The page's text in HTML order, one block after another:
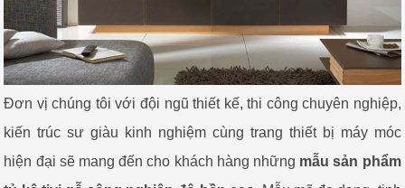
Đơn vị chúng tôi với đội ngũ thiết kế, thi công chuyên nghiệp,
kiến trúc sư giàu kinh nghiệm cùng trang thiết bị máy móc
hiện đại sẽ mang đến cho khách hàng những mẫu sản phẩm